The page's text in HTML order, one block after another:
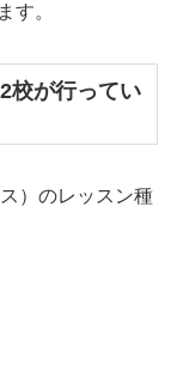
す。
校が行ってい
）のレッスン種